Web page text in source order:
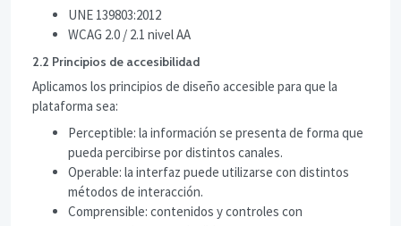
UNE 139803:2012
WCAG 2.0 / 2.1 nivel AA
2.2 Principios de accesibilidad
Aplicamos los principios de diseño accesible para que la
plataforma sea:
Perceptible: la información se presenta de forma que
pueda percibirse por distintos canales.
Operable: la interfaz puede utilizarse con distintos
métodos de interacción.
Comprensible: contenidos y controles con